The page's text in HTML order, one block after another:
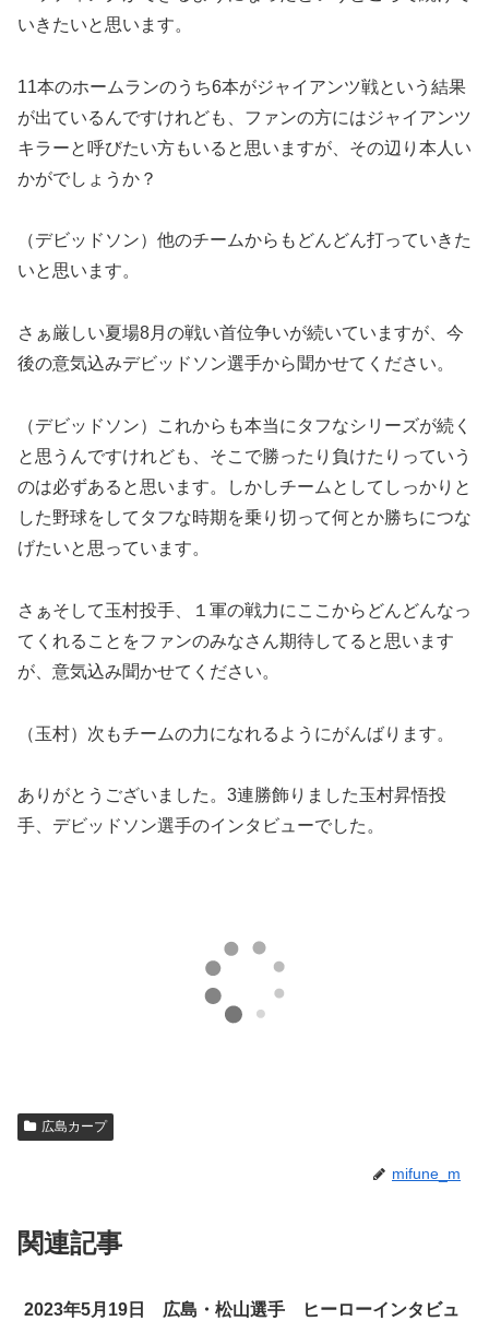
いきたいと思います。
11本のホームランのうち6本がジャイアンツ戦という結果
が出ているんですけれども、ファンの方にはジャイアンツ
キラーと呼びたい方もいると思いますが、その辺り本人い
かがでしょうか？
（デビッドソン）他のチームからもどんどん打っていきた
いと思います。
さぁ厳しい夏場8月の戦い首位争いが続いていますが、今
後の意気込みデビッドソン選手から聞かせてください。
（デビッドソン）これからも本当にタフなシリーズが続く
と思うんですけれども、そこで勝ったり負けたりっていう
のは必ずあると思います。しかしチームとしてしっかりと
した野球をしてタフな時期を乗り切って何とか勝ちにつな
げたいと思っています。
さぁそして玉村投手、１軍の戦力にここからどんどんなっ
てくれることをファンのみなさん期待してると思います
が、意気込み聞かせてください。
（玉村）次もチームの力になれるようにがんばります。
ありがとうございました。3連勝飾りました玉村昇悟投
手、デビッドソン選手のインタビューでした。
広島カープ
mifune_m
関連記事
2023年5月19日 広島・松山選手 ヒーローインタビュ